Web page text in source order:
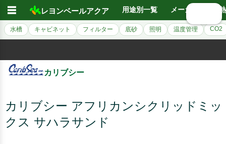
☰ レヨンベールアクア 用途別一覧 メーカー別
水槽 キャビネット フィルター 底砂 照明 温度管理 CO2
カリブシー
カリブシー アフリカンシクリッドミッ
クス サハラサンド